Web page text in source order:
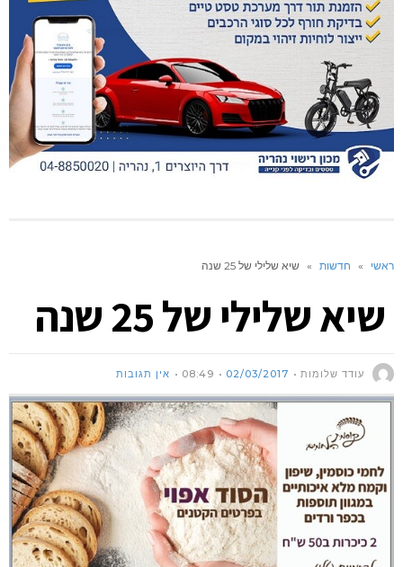
ראשי » חדשות » שיא שלילי של 25 שנה
שיא שלילי של 25 שנה
עודד שלומות 02/03/2017
08:49 אין תגובות